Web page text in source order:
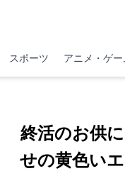
スポーツ アニメ・ゲー
終活のお供
せの黄色い